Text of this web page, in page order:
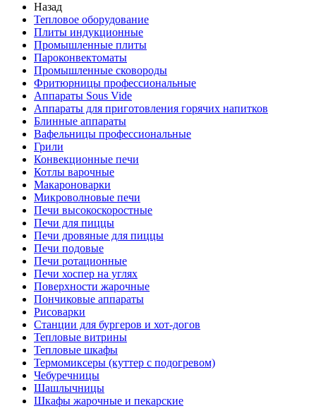
Назад
Тепловое оборудование
Плиты индукционные
Промышленные плиты
Пароконвектоматы
Промышленные сковороды
Фритюрницы профессиональные
Аппараты Sous Vide
Аппараты для приготовления горячих напитков
Блинные аппараты
Вафельницы профессиональные
Грили
Конвекционные печи
Котлы варочные
Макароноварки
Микроволновые печи
Печи высокоскоростные
Печи для пиццы
Печи дровяные для пиццы
Печи подовые
Печи ротационные
Печи хоспер на углях
Поверхности жарочные
Пончиковые аппараты
Рисоварки
Станции для бургеров и хот-догов
Тепловые витрины
Тепловые шкафы
Термомиксеры (куттер с подогревом)
Чебуречницы
Шашлычницы
Шкафы жарочные и пекарские